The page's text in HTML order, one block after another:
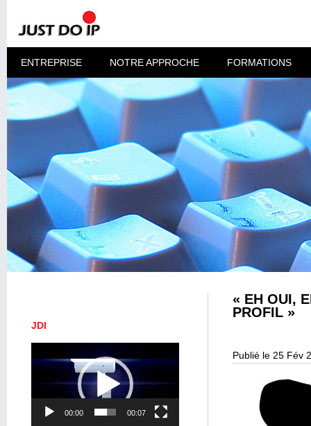
ENTREPRISE NOTRE APPROCHE FORMATIONS
JDI
vidéo
00:00 00:07
« EH OUI,
PROFIL »
Publié le 25 Fév